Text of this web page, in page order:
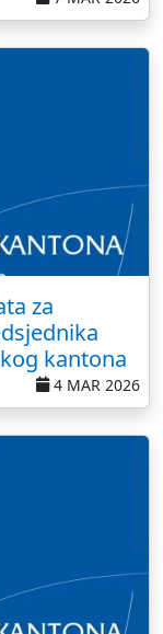
za
kantona
4 MAR 2026